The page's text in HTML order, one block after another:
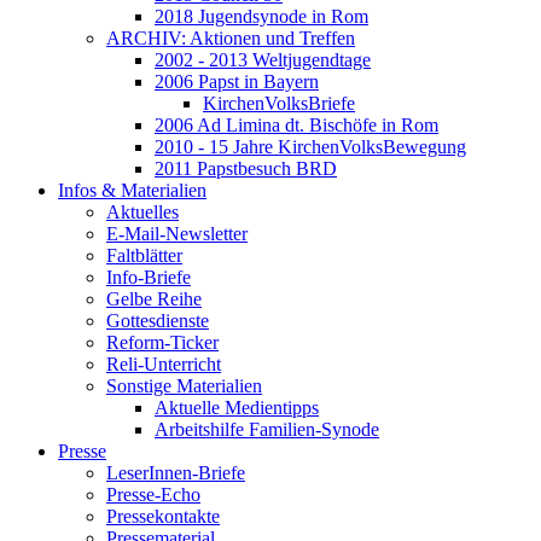
2018 Jugendsynode in Rom
ARCHIV: Aktionen und Treffen
2002 - 2013 Weltjugendtage
2006 Papst in Bayern
KirchenVolksBriefe
2006 Ad Limina dt. Bischöfe in Rom
2010 - 15 Jahre KirchenVolksBewegung
2011 Papstbesuch BRD
Infos & Materialien
Aktuelles
E-Mail-Newsletter
Faltblätter
Info-Briefe
Gelbe Reihe
Gottesdienste
Reform-Ticker
Reli-Unterricht
Sonstige Materialien
Aktuelle Medientipps
Arbeitshilfe Familien-Synode
Presse
LeserInnen-Briefe
Presse-Echo
Pressekontakte